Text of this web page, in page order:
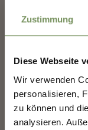
Zustimmung
Diese Webseite
Wir verwenden
personalisieren,
zu können und
analysieren.
Kurpromenade -
www.burambole.it
T+39 340